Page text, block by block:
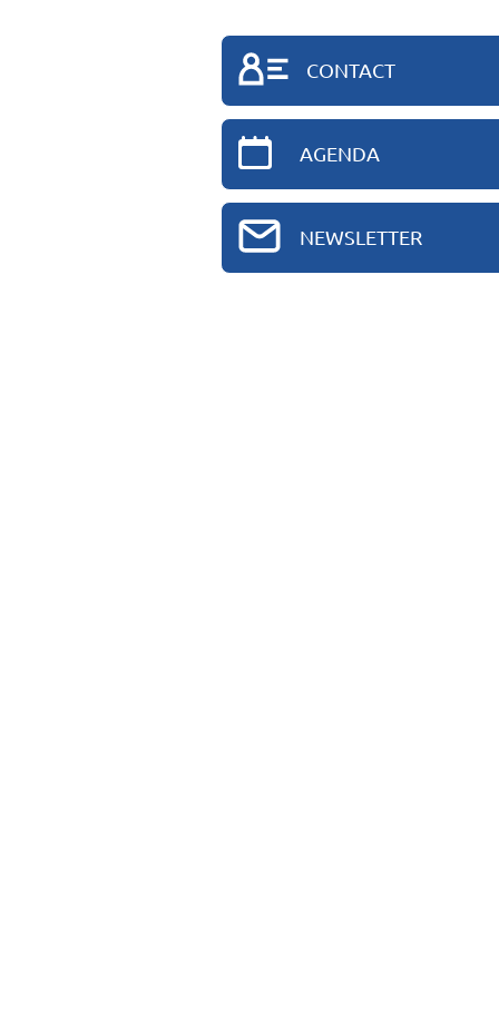
CONTACT
AGENDA
NEWSLETTER